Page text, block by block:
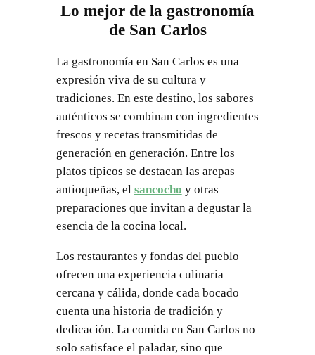
Lo mejor de la gastronomía
de San Carlos
La gastronomía en San Carlos es una
expresión viva de su cultura y
tradiciones. En este destino, los sabores
auténticos se combinan con ingredientes
frescos y recetas transmitidas de
generación en generación. Entre los
platos típicos se destacan las arepas
antioqueñas, el sancocho y otras
preparaciones que invitan a degustar la
esencia de la cocina local.
Los restaurantes y fondas del pueblo
ofrecen una experiencia culinaria
cercana y cálida, donde cada bocado
cuenta una historia de tradición y
dedicación. La comida en San Carlos no
solo satisface el paladar, sino que